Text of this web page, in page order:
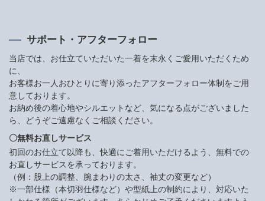
サポート・アフターフォロー
当店では、お仕立ていただいた一着を末永くご愛用いただくため
に、
お客様お一人おひとりに寄り添ったアフターフォロー体制をご用
意しております。
お納め後の着心地やシルエットなど、気になる点がございました
ら、どうぞご遠慮なくご相談ください。
〇無料お直しサービス
初回のお仕立て以降も、快適にご着用いただけるよう、無料での
お直しサービスを承っております。
（例：股上の調整、腕まわりの太さ、袖丈の変更など）
※一部仕様（本切羽仕様など）や型紙上の制約により、対応いた